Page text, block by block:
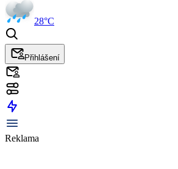
28°C
Přihlášení
Reklama